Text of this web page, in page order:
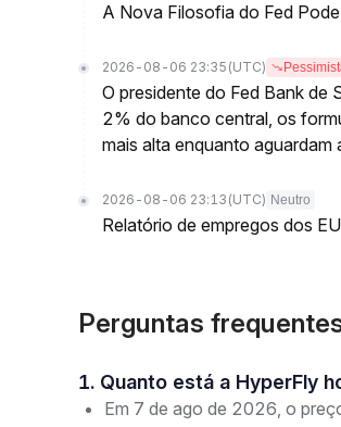
A Nova Filosofia do Fed
2026-08-06 23:35 (UTC)
O presidente do Fed Bank de
2% do banco central, os
mais alta enquanto
2026-08-06 23:13 (UTC) Neutro
Relatório de empregos dos
Perguntas
1. Quanto está a HyperFly
Em 7 de ago de 2026, o